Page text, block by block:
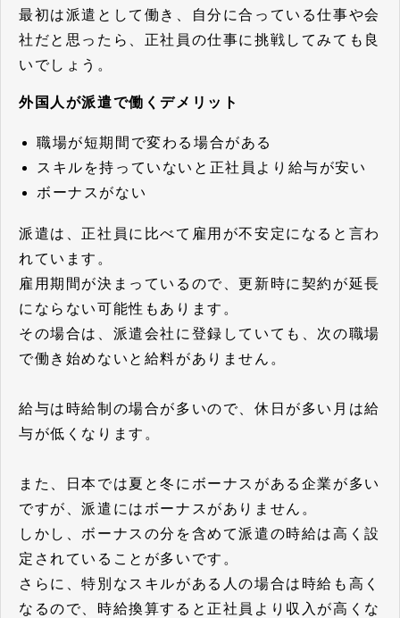
最初は派遣として働き、自分に合っている仕事や会
社だと思ったら、正社員の仕事に挑戦してみても良
いでしょう。
外国人が派遣で働くデメリット
職場が短期間で変わる場合がある
スキルを持っていないと正社員より給与が安い
ボーナスがない
派遣は、正社員に比べて雇用が不安定になると言わ
れています。
雇用期間が決まっているので、更新時に契約が延長
にならない可能性もあります。
その場合は、派遣会社に登録していても、次の職場
で働き始めないと給料がありません。
給与は時給制の場合が多いので、休日が多い月は給
与が低くなります。
また、日本では夏と冬にボーナスがある企業が多い
ですが、派遣にはボーナスがありません。
しかし、ボーナスの分を含めて派遣の時給は高く設
定されていることが多いです。
さらに、特別なスキルがある人の場合は時給も高く
なるので、時給換算すると正社員より収入が高くな